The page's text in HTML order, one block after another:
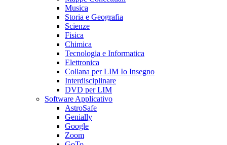
Musica
Storia e Geografia
Scienze
Fisica
Chimica
Tecnologia e Informatica
Elettronica
Collana per LIM Io Insegno
Interdisciplinare
DVD per LIM
Software Applicativo
AstroSafe
Genially
Google
Zoom